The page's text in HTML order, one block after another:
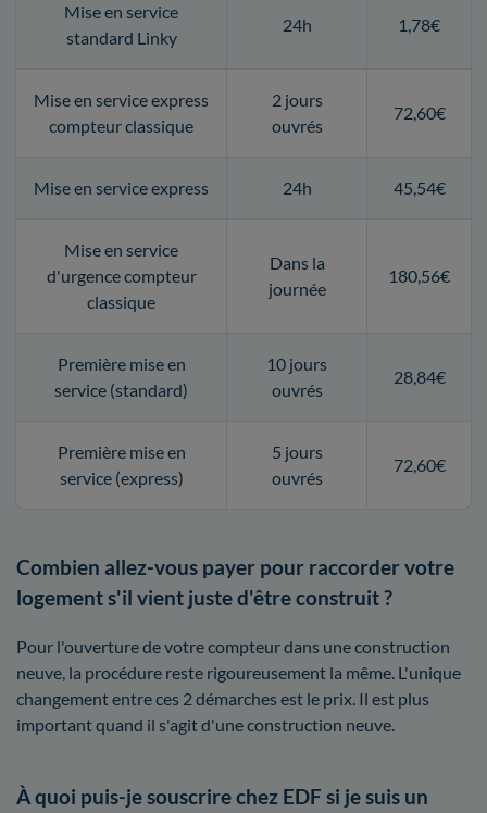
Mise en service
standard Linky
24h 1,78€
Mise en service express
compteur classique
2 jours
ouvrés
72,60€
Mise en service express 24h 45,54€
Mise en service
d'urgence compteur
classique
Dans la
journée
180,56€
Première mise en
service (standard)
10 jours
ouvrés
28,84€
Première mise en
service (express)
5 jours
ouvrés
72,60€
Combien allez-vous payer pour raccorder votre
logement s'il vient juste d'être construit ?
Pour l'ouverture de votre compteur dans une construction
neuve, la procédure reste rigoureusement la même. L'unique
changement entre ces 2 démarches est le prix. Il est plus
important quand il s'agit d'une construction neuve.
À quoi puis-je souscrire chez EDF si je suis un